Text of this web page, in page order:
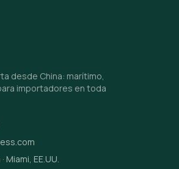
desde China: marítimo,
importadores en toda
Miami, EE.UU.